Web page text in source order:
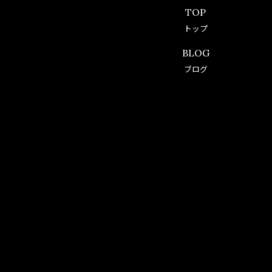
TOP
トップ
BLOG
ブログ